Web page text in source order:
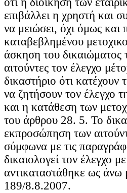
επιβάλλει η χρηστή και
να μειώσει, όχι όμως
καταβεβλημένου
άσκηση του
αιτούντες τον έλεγχο
δικαστήριο ότι κατέχουν
να ζητήσουν τον έλεγχο
και η κατάθεση των
του άρθρου 28. 5. Το
εκπροσώπηση των
σύμφωνα με τις
δικαιολογεί τον
αντικαταστάθηκε ως
189/8.8.2007.